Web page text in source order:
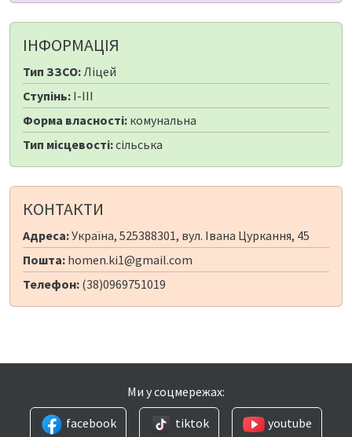
ІНФОРМАЦІЯ
Тип ЗЗСО:Ліцей
Ступінь: I-III
Форма власності: комунальна
Тип місцевості:сільська
КОНТАКТИ
Адреса:Україна, 525388301, вул. Івана Цуркання, 45
Пошта: homen.ki1@gmail.com
Телефон: (38)0969751019
Ми у соцмережах:
facebook
tiktok youtube